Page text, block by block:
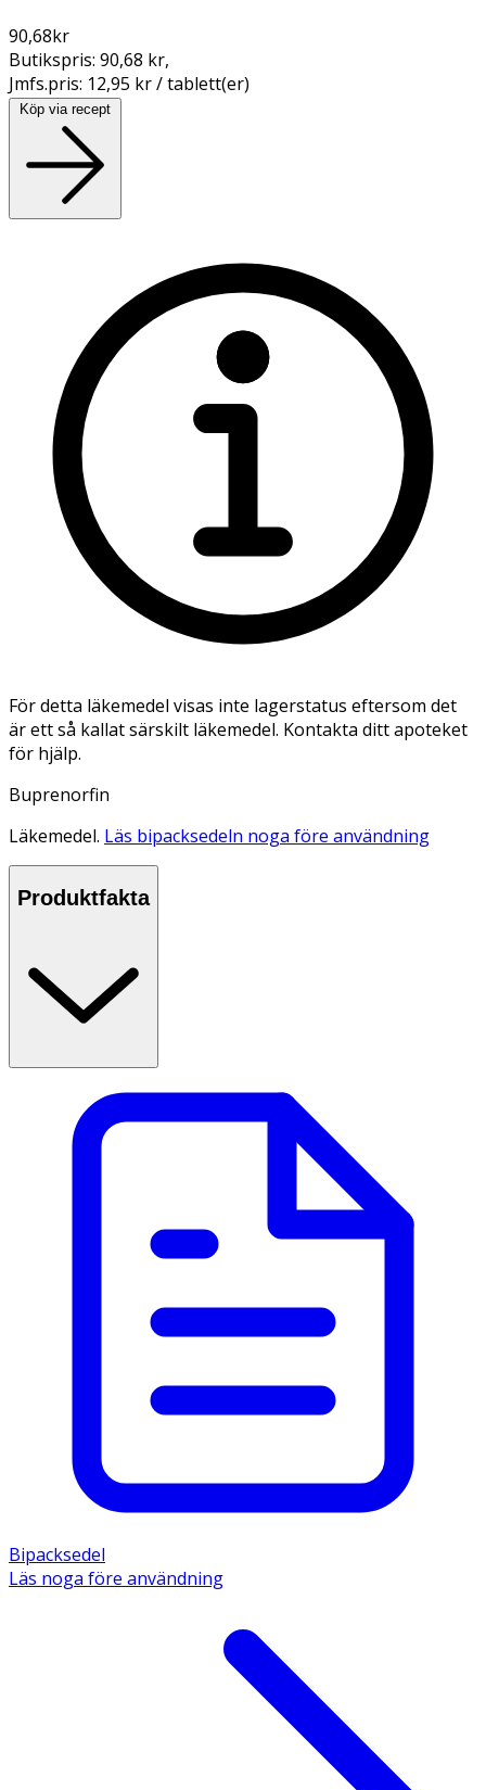
90,68kr
Butikspris: 90,68 kr,
Jmfs.pris: 12,95 kr / tablett(er)
Köp via recept
För detta läkemedel visas inte lagerstatus eftersom det
är ett så kallat särskilt läkemedel. Kontakta ditt apoteket
för hjälp.
Buprenorfin
Läkemedel. Läs bipacksedeln noga före användning
Produktfakta
Bipacksedel
Läs noga före användning